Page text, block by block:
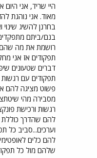
היי שריד, אני היום
מאוד. אני נוהגת
בחרנן להשיג
בנם/ביתם
רושמת את מה שהם
תפקודים אז אני
דברים שטעונים
תפקודים עם רגשות
פשוט מציגה להם
מסבירה מהי
רגשות ורכישת
להם שהדרך כוללת
וערכים...סביב כל
להם כלים
שלהם מול כל